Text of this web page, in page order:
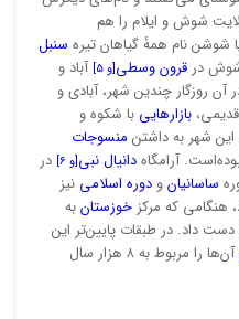
شوش و ایلام را هم
شوشن نام همهٔ گیاهان تیره سنبل
در قرون وسطی[و ۵]
آباد و
روزگار چندین شهر، آبادی و
بازارهایی با شکوه و
شهر به داشتن منسوجات
آرامگاهدانیال نبی[و ۶]
در
ساسانیانو دوره اسلامی نیز
هنگامی که مرکز خوزستانبه
داد. در طبقات پایین‌تر این
آن‌ها را مربوط به ۸ هزار سال